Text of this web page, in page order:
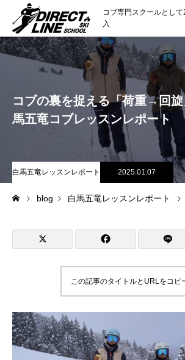
コブ専門スクールとし
入
スクールについて知る
コンセプトと開催スキー場
参加までの流れ
参加費のお支払い
各会場の集合場所
スキー場から選ぶ
鷲ヶ岳＆高鷲スノーパーク
宮城山形
岩手高原
コブの裏を捉える「荷重→回
馬五竜コブレッスンレポート
白馬五竜レッスンレポート 2025.01.07
blog 白馬五竜レッスンレポート
この記事のタイトルとURLをコピ